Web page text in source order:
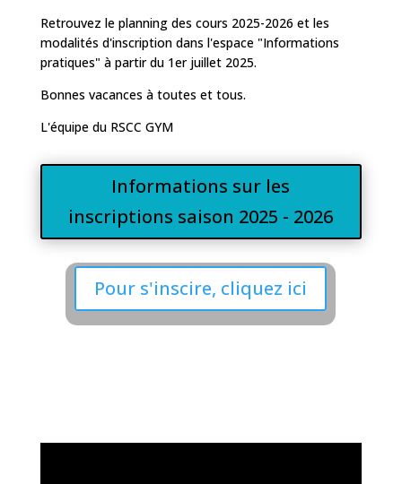
Retrouvez le planning des cours 2025-2026 et les
modalités d'inscription dans l'espace "Informations
pratiques" à partir du 1er juillet 2025.
Bonnes vacances à toutes et tous.
L'équipe du RSCC GYM
Informations sur les
inscriptions saison 2025 - 2026
Pour s'inscire, cliquez ici